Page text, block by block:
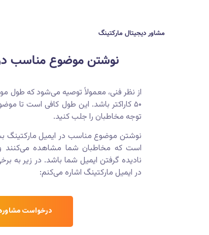
مشاور دیجیتال مارکتینگ
نوشتن موضوع مناسب
۵۰ کاراکتر باشد. این طول کافی است تا
توجه مخاطبان را جلب کنید.
نوشتن موضوع مناسب در ایمیل مارکتینگ
است که مخاطبان شما مشاهده می‌کنند و
نادیده گرفتن ایمیل شما باشد. در زیر
در ایمیل مارکتینگ اشاره می‌کنم:
درخواست